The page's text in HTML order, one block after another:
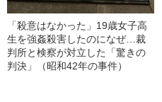
「殺意はなかった」19歳女子高
生を強姦殺害したのになぜ…裁
判所と検察が対立した「驚きの
判決」（昭和42年の事件）